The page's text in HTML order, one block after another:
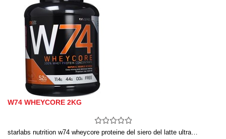
W74 WHEYCORE 2KG
starlabs nutrition w74 wheycore proteine del siero del latte ultra…